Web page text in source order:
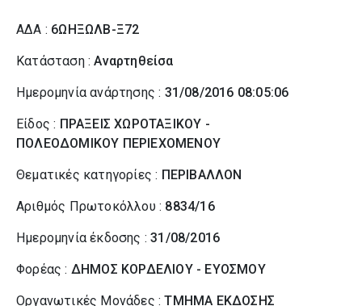
ΑΔΑ : 6ΩΗΞΩΛΒ-Ξ72
Κατάσταση :Αναρτηθείσα
Ημερομηνία ανάρτησης : 31/08/2016 08:05:06
Είδος : ΠΡΑΞΕΙΣ ΧΩΡΟΤΑΞΙΚΟΥ -
ΠΟΛΕΟΔΟΜΙΚΟΥ ΠΕΡΙΕΧΟΜΕΝΟΥ
Θεματικές κατηγορίες : ΠΕΡΙΒΑΛΛΟΝ
Αριθμός Πρωτοκόλλου : 8834/16
Ημερομηνία έκδοσης :31/08/2016
Φορέας : ΔΗΜΟΣ ΚΟΡΔΕΛΙΟΥ - ΕΥΟΣΜΟΥ
Οργανωτικές Μονάδες :ΤΜΗΜΑ ΕΚΔΟΣΗΣ